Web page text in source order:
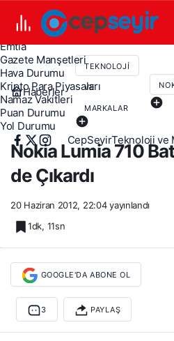
Covid 19
Döviz Kurları
Emtia
Gazete Manşetleri
Hava Durumu
Kripto Para Piyasaları
Namaz Vakitleri
Puan Durumu
Yol Durumu
CepSeyirTeknoloji ve
Haberler
TEKNOLOJI
VE
MARKALAR
Nokia Lumia 710
de Çıkardı
20 Haziran 2012, 22:04yayınlandı
1dk, 11sn
GOOGLE'DA ABONE OL
3 PAYLAŞ